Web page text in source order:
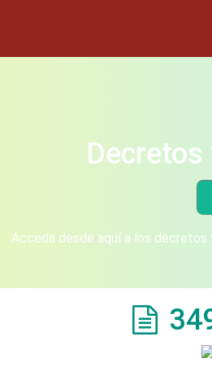
Acceda desde aquí a los